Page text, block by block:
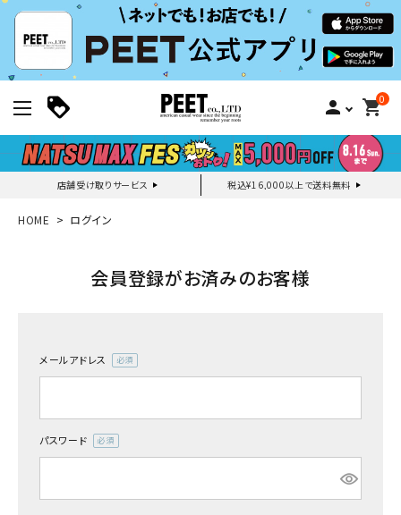
person 0
shopping_cart
店舗受け取りサービス 税込¥16,000以上で送料無料
新規会員登録｜ログイン
HOME ログイン
会員登録がお済みのお客様
メールアドレス
(必
パスワード
(必